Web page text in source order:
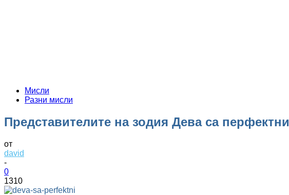
Мисли
Разни мисли
Представителите на зодия Дева са перфектни
от
david
-
0
1310